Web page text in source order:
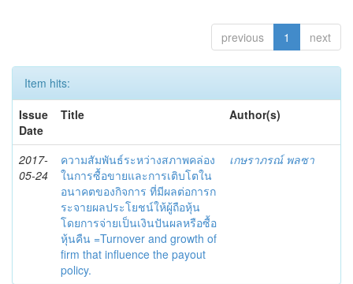
previous 1 next
Item hits:
Issue
Date
Title Author(s)
2017-
05-24
ความสัมพันธ์ระหว่างสภาพคล่อง
ในการซื้อขายและการเติบโตใน
อนาคตของกิจการ ที่มีผลต่อการก
ระจายผลประโยชน์ให้ผู้ถือหุ้น
โดยการจ่ายเป็นเงินปันผลหรือซื้อ
หุ้นคืน =Turnover and growth of
firm that influence the payout
policy.
เกษราภรณ์ พลซา